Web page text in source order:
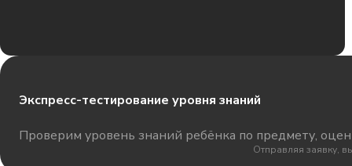
Экспресс-тестирование уровня знаний
Проверим уровень знаний ребёнка по предмету,
Отправляя заявку,